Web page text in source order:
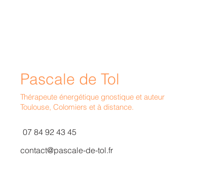
Pascale de Tol
Thérapeute énergétique gnostique et auteur
Toulouse, Colomiers et à distance.
07 84 92 43 45
contact@pascale-de-tol.fr